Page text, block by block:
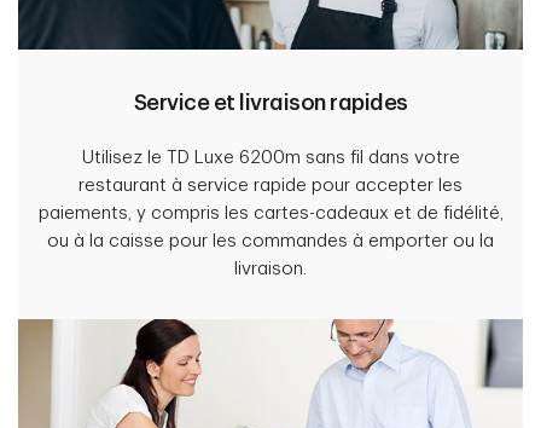
Service et livraison rapides
Utilisez le TD Luxe 6200m sans fil dans votre
restaurant à service rapide pour accepter les
paiements, y compris les cartes-cadeaux et de fidélité,
ou à la caisse pour les commandes à emporter ou la
livraison.